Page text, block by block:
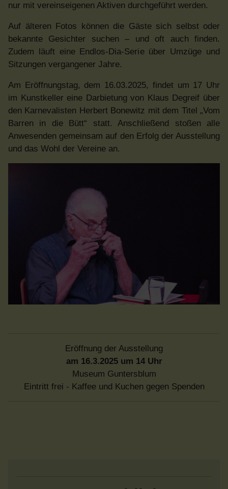
nur mit vereinseigenen Aktiven durchgeführt werden.
Auf älteren Fotos können die Gäste sich selbst oder
bekannte Gesichter suchen – und oft auch finden.
Zudem läuft eine Endlos-Dia-Serie über Umzüge und
Sitzungen vergangener Jahre.
Am Eröffnungstag, dem 16.03.2025, findet um 17 Uhr
im Kunstkeller eine Darbietung von Klaus Degreif über
den Karnevalisten Herbert Bonewitz mit dem Titel „Vom
Barren in die Bütt“ statt. Anschließend stoßen alle
Anwesenden gemeinsam auf den Erfolg der Ausstellung
und das Wohl der Vereine an.
Eröffnung der Ausstellung
am 16.3.2025 um 14 Uhr
Museum Guntersblum
Eintritt frei - Kaffee und Kuchen gegen Spenden